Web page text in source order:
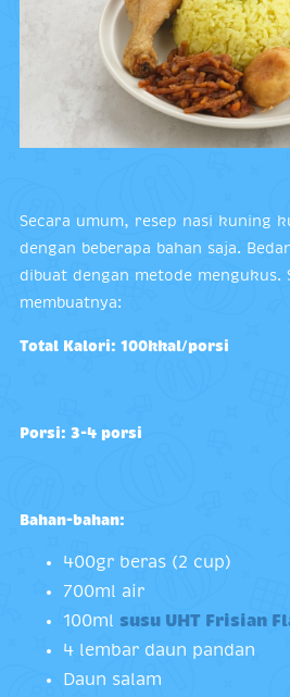
Secara umum, resep nasi kuning
dengan beberapa bahan saja.
dibuat dengan metode mengukus.
membuatnya:
Total Kalori: 100kkal/porsi
Porsi: 3-4 porsi
Bahan-bahan:
400gr beras (2 cup)
700ml air
100ml susu UHT Frisian
4 lembar daun pandan
Daun salam